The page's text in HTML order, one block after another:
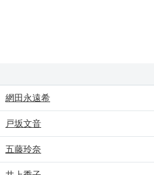
選手名
網田永遠希
戸坂文音
五藤玲奈